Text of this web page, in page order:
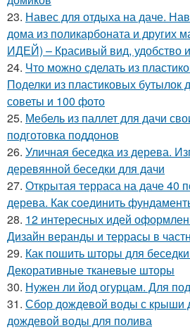
23. Навес для отдыха на даче.
дома из поликарбоната и других
ИДЕЙ) – Красивый вид, удобство и
24. Что можно сделать из
Поделки из пластиковых бутылок
советы и 100 фото
25. Мебель из паллет для дачи
подготовка поддонов
26. Уличная беседка из дерева.
деревянной беседки для дачи
27. Открытая терраса на даче 40
дерева. Как соединить
28. 12 интересных идей
Дизайн веранды и террасы в
29. Как пошить шторы для
Декоративные тканевые шторы
30. Нужен ли йод огурцам. Для
31. Сбор дождевой воды с крыши
дождевой воды для полива